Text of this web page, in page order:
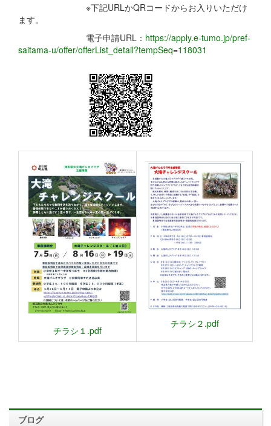
※下記URLかQRコードからお入りいただけ
ます。
電子申請URL： https://apply.e-tumo.jp/pref-
saitama-u/offer/offerList_detail?tempSeq=118031
チラシ１.pdf
チラシ２.pdf
ブログ